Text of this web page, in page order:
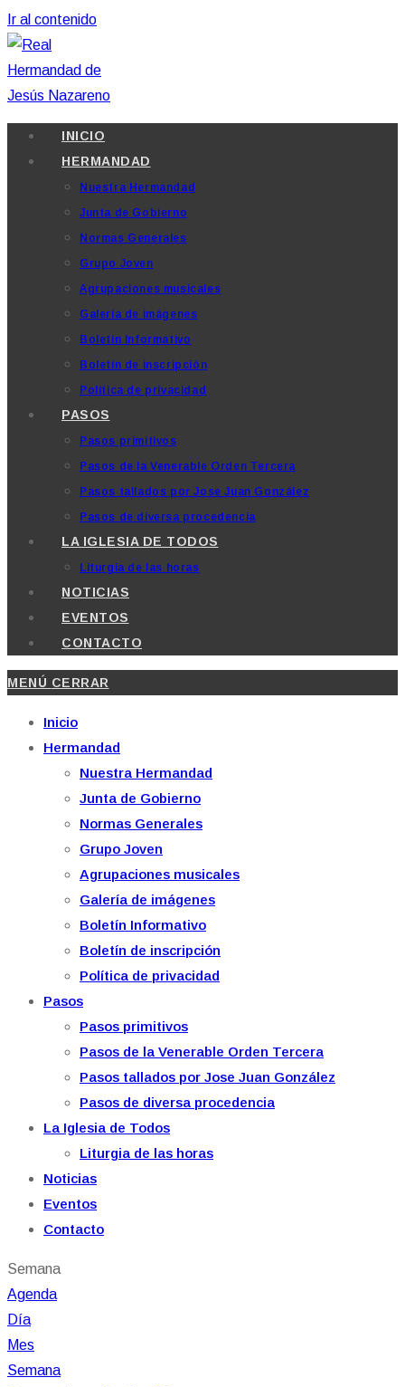
Ir al contenido
INICIO
HERMANDAD
Nuestra Hermandad
Junta de Gobierno
Normas Generales
Grupo Joven
Agrupaciones musicales
Galería de imágenes
Boletín Informativo
Boletín de inscripción
Política de privacidad
PASOS
Pasos primitivos
Pasos de la Venerable Orden Tercera
Pasos tallados por Jose Juan González
Pasos de diversa procedencia
LA IGLESIA DE TODOS
Liturgia de las horas
NOTICIAS
EVENTOS
CONTACTO
MENÚ CERRAR
Inicio
Hermandad
Nuestra Hermandad
Junta de Gobierno
Normas Generales
Grupo Joven
Agrupaciones musicales
Galería de imágenes
Boletín Informativo
Boletín de inscripción
Política de privacidad
Pasos
Pasos primitivos
Pasos de la Venerable Orden Tercera
Pasos tallados por Jose Juan González
Pasos de diversa procedencia
La Iglesia de Todos
Liturgia de las horas
Noticias
Eventos
Contacto
Semana
Agenda
Día
Mes
Semana